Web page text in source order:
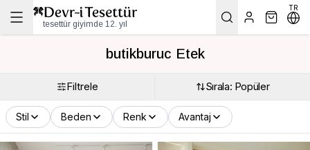
tesettür giyimde 12. yıl
TR
butikburuc Etek
Filtrele Sırala: Popüler
Stil Beden Renk Avantaj